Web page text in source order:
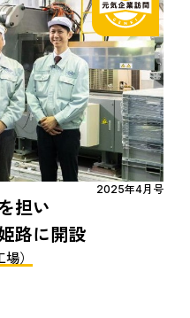
2025年4月号
担い
路に開設
）